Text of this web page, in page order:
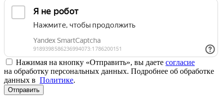
Нажимая на кнопку «Отправить», вы даете согласие
на обработку персональных данных. Подробнее об обработке
данных в Политике.
Отправить